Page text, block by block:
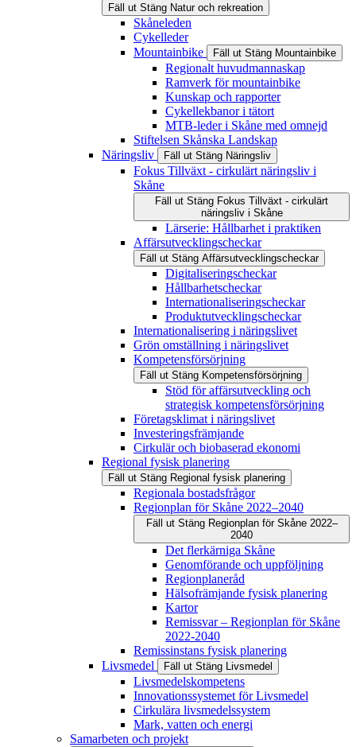
Fäll ut Stäng Natur och rekreation
Skåneleden
Cykelleder
Mountainbike
Fäll ut Stäng Mountainbike
Regionalt huvudmannaskap
Ramverk för mountainbike
Kunskap och rapporter
Cykellekbanor i tätort
MTB-leder i Skåne med omnejd
Stiftelsen Skånska Landskap
Näringsliv
Fäll ut Stäng Näringsliv
Fokus Tillväxt - cirkulärt näringsliv i
Skåne
Fäll ut Stäng Fokus Tillväxt - cirkulärt
näringsliv i Skåne
Lärserie: Hållbarhet i praktiken
Affärsutvecklingscheckar
Fäll ut Stäng Affärsutvecklingscheckar
Digitaliseringscheckar
Hållbarhetscheckar
Internationaliseringscheckar
Produktutvecklingscheckar
Internationalisering i näringslivet
Grön omställning i näringslivet
Kompetensförsörjning
Fäll ut Stäng Kompetensförsörjning
Stöd för affärsutveckling och
strategisk kompetensförsörjning
Företagsklimat i näringslivet
Investeringsfrämjande
Cirkulär och biobaserad ekonomi
Regional fysisk planering
Fäll ut Stäng Regional fysisk planering
Regionala bostadsfrågor
Regionplan för Skåne 2022–2040
Fäll ut Stäng Regionplan för Skåne 2022–
2040
Det flerkärniga Skåne
Genomförande och uppföljning
Regionplaneråd
Hälsofrämjande fysisk planering
Kartor
Remissvar – Regionplan för Skåne
2022-2040
Remissinstans fysisk planering
Livsmedel
Fäll ut Stäng Livsmedel
Livsmedelskompetens
Innovationssystemet för Livsmedel
Cirkulära livsmedelssystem
Mark, vatten och energi
Samarbeten och projekt